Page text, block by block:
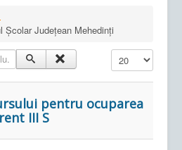
Școlar Județean Mehedinți
Afișare #
pentru ocuparea
III S